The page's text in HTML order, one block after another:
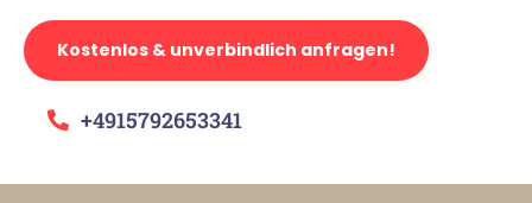
Kostenlos & unverbindlich anfragen!
+4915792653341